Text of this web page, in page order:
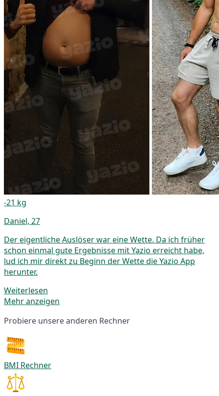
-21 kg
Daniel, 27
Der eigentliche Auslöser war eine Wette. Da ich früher
schon einmal gute Ergebnisse mit Yazio erreicht habe,
lud ich mir direkt zu Beginn der Wette die Yazio App
herunter.
Weiterlesen
Mehr anzeigen
Probiere unsere anderen Rechner
BMI Rechner